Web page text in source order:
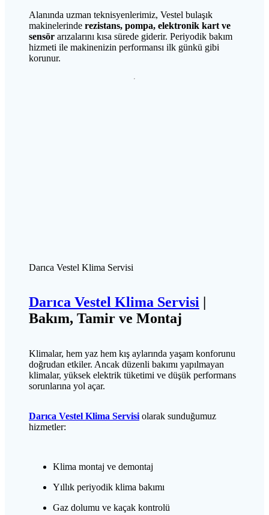
Alanında uzman teknisyenlerimiz, Vestel bulaşık
makinelerinde rezistans, pompa, elektronik kart ve
sensör arızalarını kısa sürede giderir. Periyodik bakım
hizmeti ile makinenizin performansı ilk günkü gibi
korunur.
Darıca Vestel Klima Servisi
Darıca Vestel Klima Servisi
Bakım, Tamir ve Montaj
Klimalar, hem yaz hem kış aylarında yaşam konforunu
doğrudan etkiler. Ancak düzenli bakımı yapılmayan
klimalar, yüksek elektrik tüketimi ve düşük performans
sorunlarına yol açar.
Darıca Vestel Klima Servisi olarak sunduğumuz
hizmetler:
Klima montaj ve demontaj
Yıllık periyodik klima bakımı
Gaz dolumu ve kaçak kontrolü